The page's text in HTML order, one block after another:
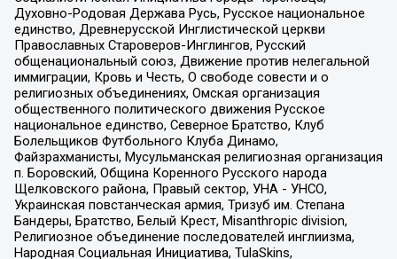
Духовно-Родовая Держава Русь, Русское национальное
единство, Древнерусской Инглистической церкви
Православных Староверов-Инглингов, Русский
общенациональный союз, Движение против нелегальной
иммиграции, Кровь и Честь, О свободе совести и о
религиозных объединениях, Омская организация
общественного политического движения Русское
национальное единство, Северное Братство, Клуб
Болельщиков Футбольного Клуба Динамо,
Файзрахманисты, Мусульманская религиозная организация
п. Боровский, Община Коренного Русского народа
Щелковского района, Правый сектор, УНА - УНСО,
Украинская повстанческая армия, Тризуб им. Степана
Бандеры, Братство, Белый Крест, Misanthropic division,
Религиозное объединение последователей инглиизма,
Народная Социальная Инициатива, TulaSkins,